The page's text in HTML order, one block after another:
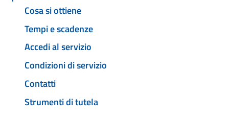
Cosa si ottiene
Tempi e scadenze
Accedi al servizio
Condizioni di servizio
Contatti
Strumenti di tutela